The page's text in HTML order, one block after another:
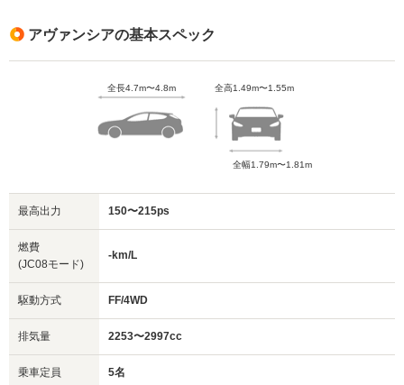
アヴァンシアの基本スペック
全長4.7m〜4.8m 全高1.49m〜1.55m
全幅1.79m〜1.81m
最高出力 150〜215ps
燃費
(JC08モード)
-km/L
駆動方式 FF/4WD
排気量 2253〜2997cc
乗車定員 5名